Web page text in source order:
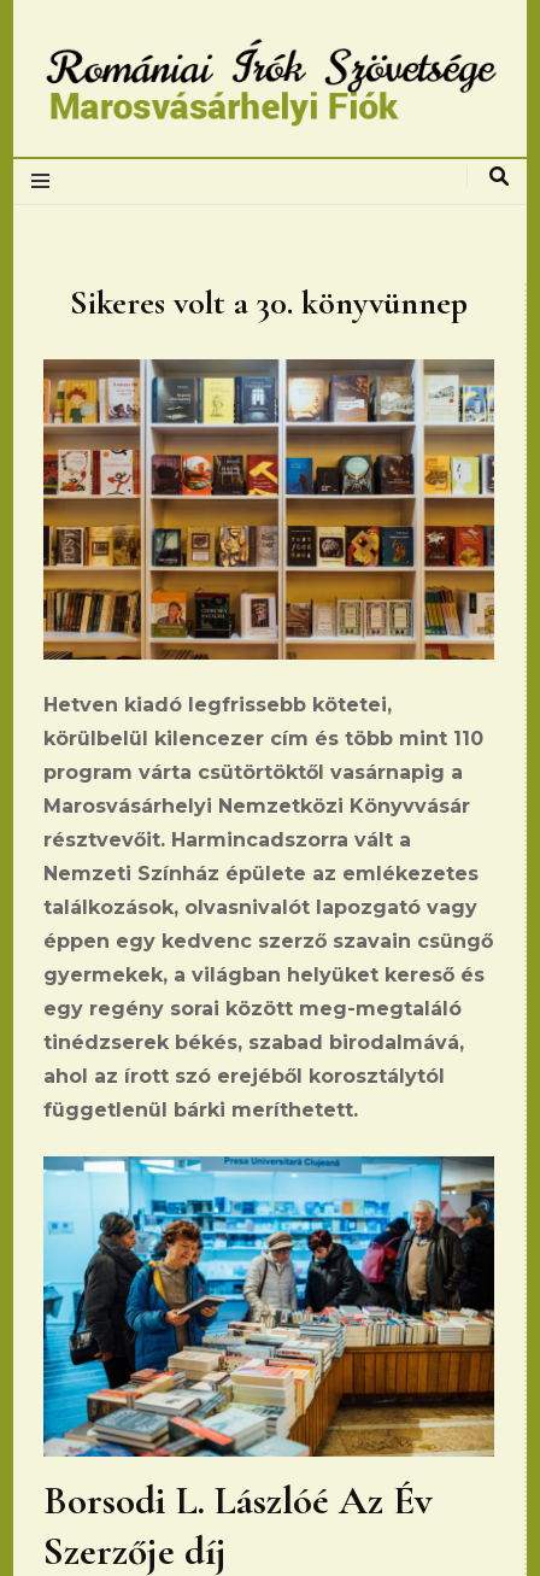
Romániai Írók
Marosvásárhelyi
fiok
Sikeres volt a 30. könyvünnep
Hetven kiadó legfrissebb kötetei,
körülbelül kilencezer cím és több mint 110
program várta csütörtöktől vasárnapig a
Marosvásárhelyi Nemzetközi Könyvvásár
résztvevőit. Harmincadszorra vált a
Nemzeti Színház épülete az emlékezetes
találkozások, olvasnivalót lapozgató vagy
éppen egy kedvenc szerző szavain csüngő
gyermekek, a világban helyüket kereső és
egy regény sorai között meg-megtaláló
tinédzserek békés, szabad birodalmává,
ahol az írott szó erejéből korosztálytól
függetlenül bárki meríthetett.
Borsodi L. Lászlóé Az Év
Szerzője díj